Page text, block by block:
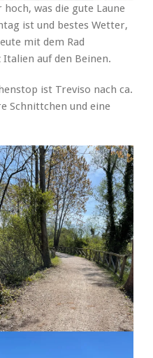
was die gute Laune
ist und bestes Wetter,
mit dem Rad
auf den Beinen.
ist Treviso nach ca.
Schnittchen und eine